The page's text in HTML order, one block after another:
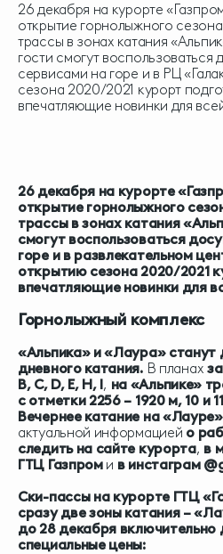
26 декабря на курорте
открытие горнолыжного
трассы в зонах катания
гости смогут воспользоваться
сервисами на горе и в РЦ
сезона 2020/2021 курорт
впечатляющие новинки для
26 декабря на курорте
открытие горнолыжного
трассы в зонах катания
смогут воспользоваться
горе и в развлекательном
открытию сезона 2020/2021
впечатляющие новинки для
Горнолыжный комплекс
«Альпика» и «Лаура» станут
дневного катания.В планах
В, С, D, E, H, I, на «Альпике»
с отметки 2256 – 1920 м, 10 и
Вечернее катание на
актуальной информацией о
следить на сайте курорта, в
ГТЦ Газпроми в инстаграм
Ски-пассы на курорте ГТЦ
сразу две зоны катания –
до 28 декабря включительно
специальные цены: